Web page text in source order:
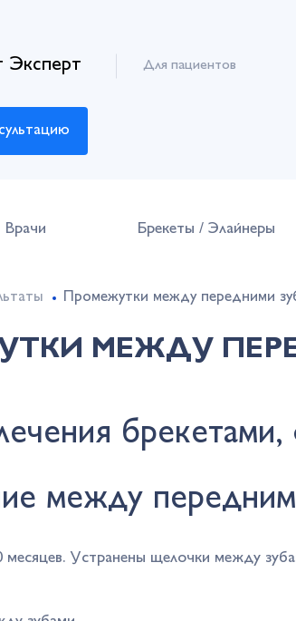
Для пациентов
Врачи Брекеты / Элайнеры
Промежутки между передними
МЕЖДУ
между
месяцев. Устранены щелочки между